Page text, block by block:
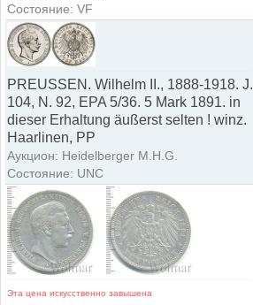
Состояние: VF
PREUSSEN. Wilhelm II., 1888-1918. J.
104, N. 92, EPA 5/36. 5 Mark 1891. in
dieser Erhaltung äußerst selten ! winz.
Haarlinen, PP
Аукцион: Heidelberger M.H.G.
Состояние: UNC
Эта цена искусственно завышена